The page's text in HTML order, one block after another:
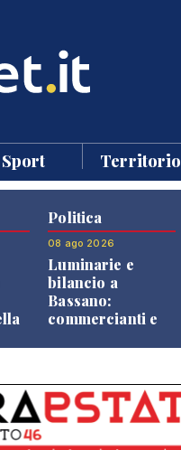
Sport Territorio
Politica
08 ago 2026
Luminarie e
bilancio a
Bassano:
commercianti e